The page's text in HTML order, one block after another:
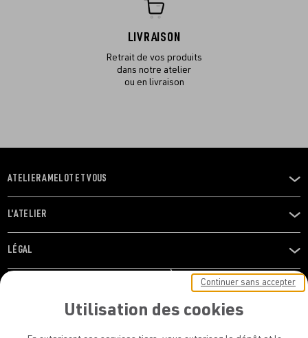
LIVRAISON
Retrait de vos produits
dans notre atelier
ou en livraison
OUVRIR
LE
MENU
ATELIER AMELOT ET VOUS
OUVRIR
LE
MENU
L'ATELIER
OUVRIR
LE
LÉGAL
RESTONS EN CONTACT ! ABONNEZ-VOUS À NOTRE
Utilisation des cookies
Continuer sans accepter